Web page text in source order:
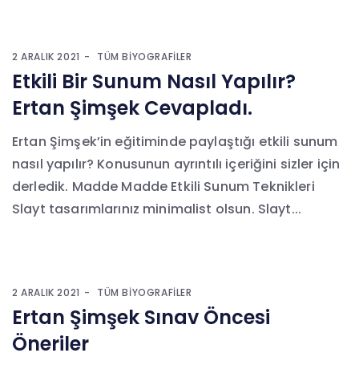
2 ARALIK 2021 TÜM BIYOGRAFILER
Etkili Bir Sunum Nasıl Yapılır?
Ertan Şimşek Cevapladı.
Ertan Şimşek’in eğitiminde paylaştığı etkili sunum
nasıl yapılır? Konusunun ayrıntılı içeriğini sizler için
derledik. Madde Madde Etkili Sunum Teknikleri
Slayt tasarımlarınız minimalist olsun. Slayt...
2 ARALIK 2021 TÜM BIYOGRAFILER
Ertan Şimşek Sınav Öncesi
Öneriler